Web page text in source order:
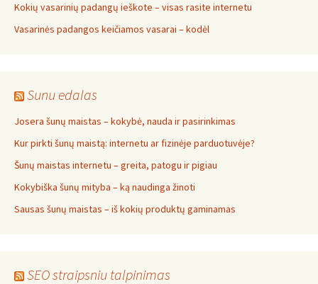
Kokių vasarinių padangų ieškote – visas rasite internetu
Vasarinės padangos keičiamos vasarai – kodėl
Sunu edalas
Josera šunų maistas – kokybė, nauda ir pasirinkimas
Kur pirkti šunų maistą: internetu ar fizinėje parduotuvėje?
Šunų maistas internetu – greita, patogu ir pigiau
Kokybiška šunų mityba – ką naudinga žinoti
Sausas šunų maistas – iš kokių produktų gaminamas
SEO straipsniu talpinimas